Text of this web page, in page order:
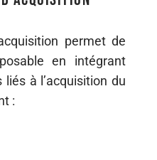
permet de
en intégrant
à l’acquisition du
: